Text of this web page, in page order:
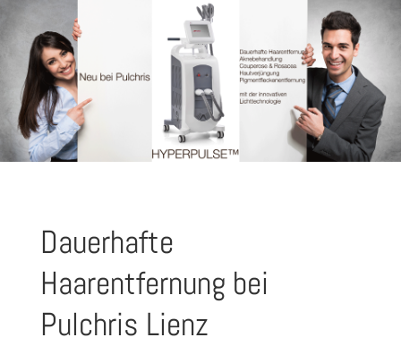
Dauerhafte
Haarentfernung bei
Pulchris Lienz